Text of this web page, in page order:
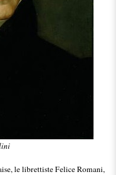
le librettiste Felice Romani,